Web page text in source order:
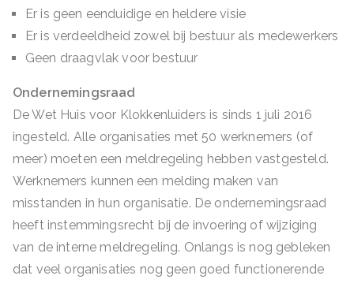
Er is geen eenduidige en heldere visie
Er is verdeeldheid zowel bij bestuur als medewerkers
Geen draagvlak voor bestuur
Ondernemingsraad
De Wet Huis voor Klokkenluiders is sinds 1 juli 2016
ingesteld. Alle organisaties met 50 werknemers (of
meer) moeten een meldregeling hebben vastgesteld.
Werknemers kunnen een melding maken van
misstanden in hun organisatie. De ondernemingsraad
heeft instemmingsrecht bij de invoering of wijziging
van de interne meldregeling. Onlangs is nog gebleken
dat veel organisaties nog geen goed functionerende